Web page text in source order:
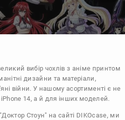
вибір чохлів з аніме принтом
дизайни та матеріали,
війни. У нашому асортименті є не
14, а й для інших моделей.
Стоун" на сайті DIKOcase, ми